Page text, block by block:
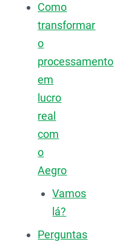
Como
transformar
o
processamento
em
lucro
real
com
o
Aegro
Vamos
lá?
Perguntas